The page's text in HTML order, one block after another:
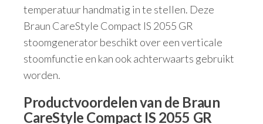
temperatuur handmatig in te stellen. Deze
Braun CareStyle Compact IS 2055 GR
stoomgenerator beschikt over een verticale
stoomfunctie en kan ook achterwaarts gebruikt
worden.
Productvoordelen van de Braun
CareStyle Compact IS 2055 GR